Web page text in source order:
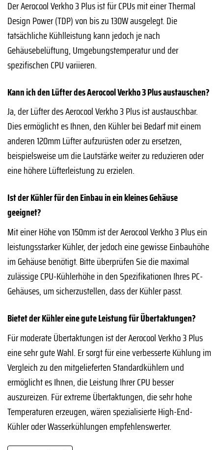
Der Aerocool Verkho 3 Plus ist für CPUs mit einer Thermal
Design Power (TDP) von bis zu 130W ausgelegt. Die
tatsächliche Kühlleistung kann jedoch je nach
Gehäusebelüftung, Umgebungstemperatur und der
spezifischen CPU variieren.
Kann ich den Lüfter des Aerocool Verkho 3 Plus austauschen?
Ja, der Lüfter des Aerocool Verkho 3 Plus ist austauschbar.
Dies ermöglicht es Ihnen, den Kühler bei Bedarf mit einem
anderen 120mm Lüfter aufzurüsten oder zu ersetzen,
beispielsweise um die Lautstärke weiter zu reduzieren oder
eine höhere Lüfterleistung zu erzielen.
Ist der Kühler für den Einbau in ein kleines Gehäuse
geeignet?
Mit einer Höhe von 150mm ist der Aerocool Verkho 3 Plus ein
leistungsstarker Kühler, der jedoch eine gewisse Einbauhöhe
im Gehäuse benötigt. Bitte überprüfen Sie die maximal
zulässige CPU-Kühlerhöhe in den Spezifikationen Ihres PC-
Gehäuses, um sicherzustellen, dass der Kühler passt.
Bietet der Kühler eine gute Leistung für Übertaktungen?
Für moderate Übertaktungen ist der Aerocool Verkho 3 Plus
eine sehr gute Wahl. Er sorgt für eine verbesserte Kühlung im
Vergleich zu den mitgelieferten Standardkühlern und
ermöglicht es Ihnen, die Leistung Ihrer CPU besser
auszureizen. Für extreme Übertaktungen, die sehr hohe
Temperaturen erzeugen, wären spezialisierte High-End-
Kühler oder Wasserkühlungen empfehlenswerter.